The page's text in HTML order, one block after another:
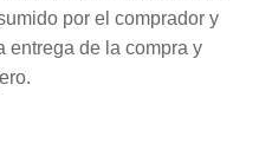
por el comprador y
entrega de la compra y